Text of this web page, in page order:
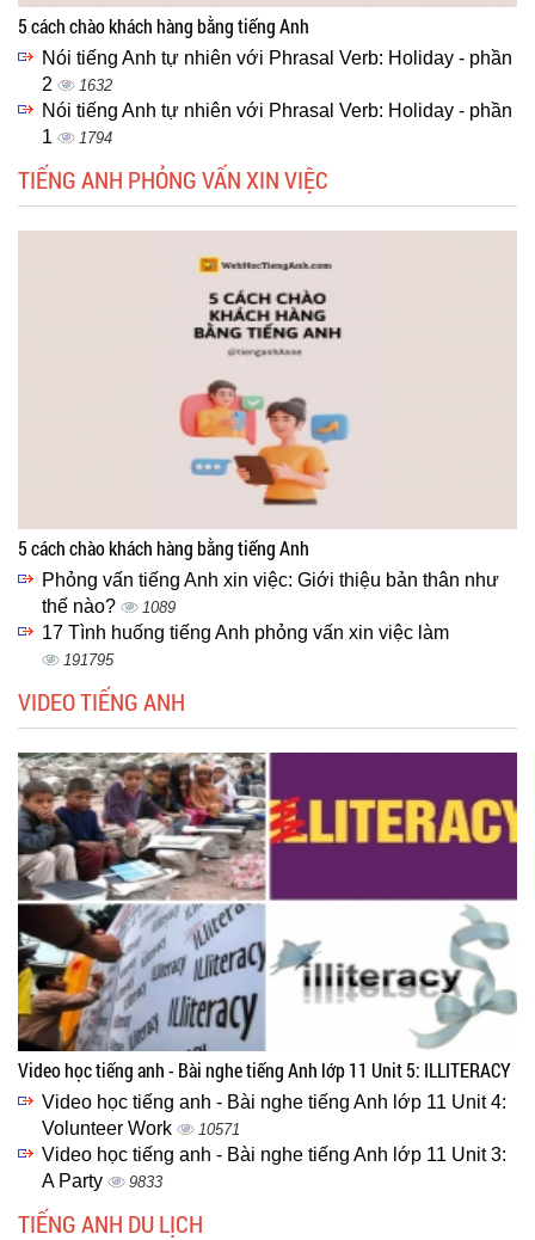
5 cách chào khách hàng bằng tiếng Anh
Nói tiếng Anh tự nhiên với Phrasal Verb: Holiday - phần
2
1632
Nói tiếng Anh tự nhiên với Phrasal Verb: Holiday - phần
1
1794
TIẾNG ANH PHỎNG VẤN XIN VIỆC
5 cách chào khách hàng bằng tiếng Anh
Phỏng vấn tiếng Anh xin việc: Giới thiệu bản thân như
thế nào?
1089
17 Tình huống tiếng Anh phỏng vấn xin việc làm
191795
VIDEO TIẾNG ANH
Video học tiếng anh - Bài nghe tiếng Anh lớp 11 Unit 5: ILLITERACY
Video học tiếng anh - Bài nghe tiếng Anh lớp 11 Unit 4:
Volunteer Work
10571
Video học tiếng anh - Bài nghe tiếng Anh lớp 11 Unit 3:
A Party
9833
TIẾNG ANH DU LỊCH